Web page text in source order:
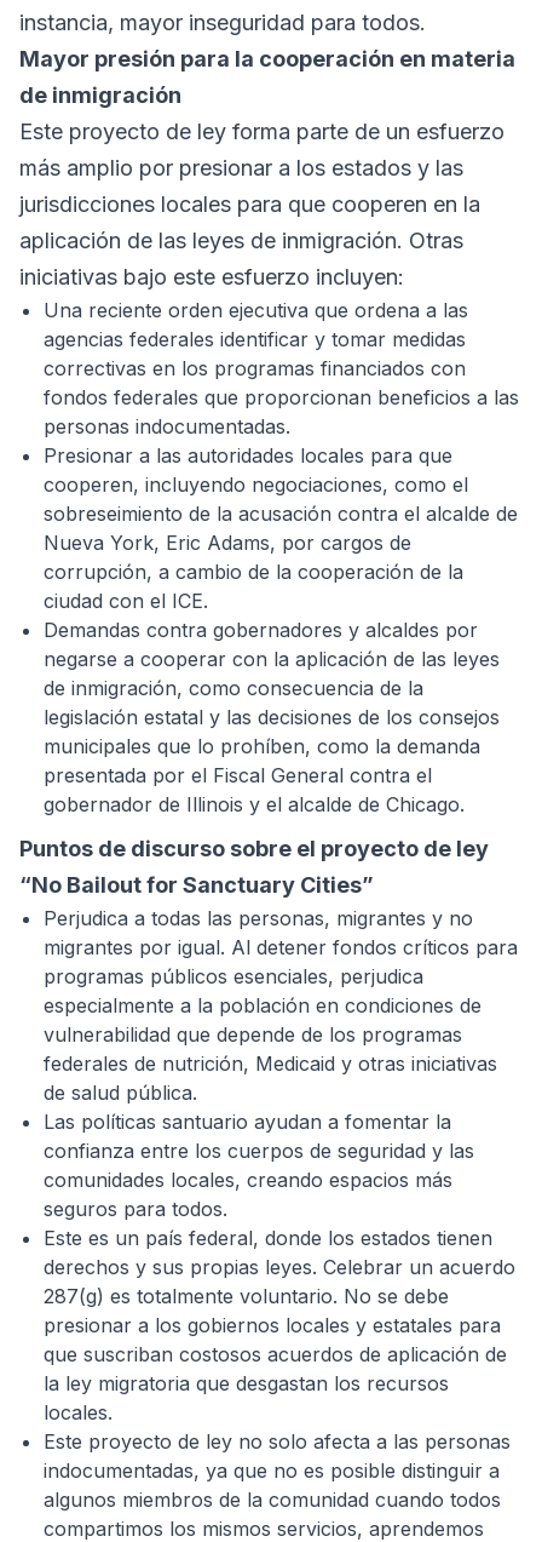
instancia, mayor inseguridad para todos.
Mayor presión para la cooperación en materia
de inmigración
Este proyecto de ley forma parte de un esfuerzo
más amplio por presionar a los estados y las
jurisdicciones locales para que cooperen en la
aplicación de las leyes de inmigración. Otras
iniciativas bajo este esfuerzo incluyen:
Una reciente orden ejecutiva que ordena a las
agencias federales identificar y tomar medidas
correctivas en los programas financiados con
fondos federales que proporcionan beneficios a las
personas indocumentadas.
Presionar a las autoridades locales para que
cooperen, incluyendo negociaciones, como el
sobreseimiento de la acusación contra el alcalde de
Nueva York, Eric Adams, por cargos de
corrupción, a cambio de la cooperación de la
ciudad con el ICE.
Demandas contra gobernadores y alcaldes por
negarse a cooperar con la aplicación de las leyes
de inmigración, como consecuencia de la
legislación estatal y las decisiones de los consejos
municipales que lo prohíben, como la demanda
presentada por el Fiscal General contra el
gobernador de Illinois y el alcalde de Chicago.
Puntos de discurso sobre el proyecto de ley
“No Bailout for Sanctuary Cities”
Perjudica a todas las personas, migrantes y no
migrantes por igual. Al detener fondos críticos para
programas públicos esenciales, perjudica
especialmente a la población en condiciones de
vulnerabilidad que depende de los programas
federales de nutrición, Medicaid y otras iniciativas
de salud pública.
Las políticas santuario ayudan a fomentar la
confianza entre los cuerpos de seguridad y las
comunidades locales, creando espacios más
seguros para todos.
Este es un país federal, donde los estados tienen
derechos y sus propias leyes. Celebrar un acuerdo
287(g) es totalmente voluntario. No se debe
presionar a los gobiernos locales y estatales para
que suscriban costosos acuerdos de aplicación de
la ley migratoria que desgastan los recursos
locales.
Este proyecto de ley no solo afecta a las personas
indocumentadas, ya que no es posible distinguir a
algunos miembros de la comunidad cuando todos
compartimos los mismos servicios, aprendemos